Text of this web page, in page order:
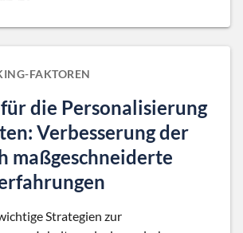
FAKTOREN
die Personalisierung
Verbesserung der
maßgeschneiderte
Strategien zur